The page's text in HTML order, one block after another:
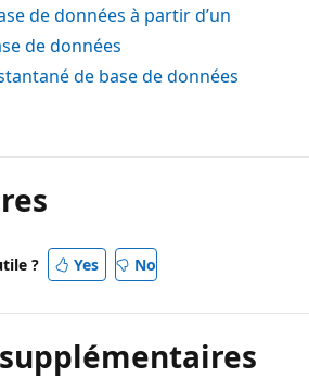
de données à partir d’un
de données
de base de données
? Yes No